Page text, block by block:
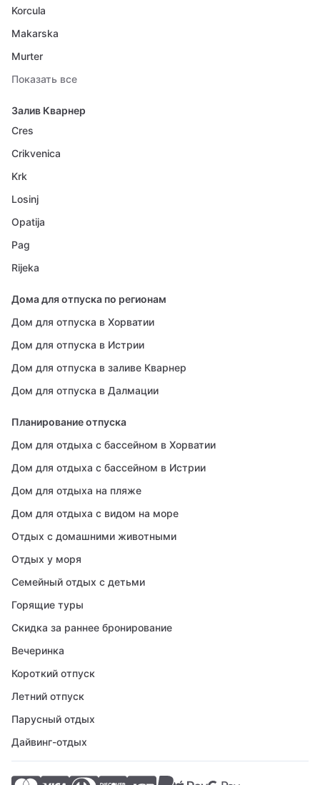
Korcula
Makarska
Murter
Показать все
Залив Кварнер
Cres
Crikvenica
Krk
Losinj
Opatija
Pag
Rijeka
Дома для отпуска по регионам
Дом для отпуска в Хорватии
Дом для отпуска в Истрии
Дом для отпуска в заливе Кварнер
Дом для отпуска в Далмации
Планирование отпуска
Дом для отдыха с бассейном в Хорватии
Дом для отдыха с бассейном в Истрии
Дом для отдыха на пляже
Дом для отдыха с видом на море
Отдых с домашними животными
Отдых у моря
Семейный отдых с детьми
Горящие туры
Скидка за раннее бронирование
Вечеринка
Короткий отпуск
Летний отпуск
Парусный отдых
Дайвинг-отдых